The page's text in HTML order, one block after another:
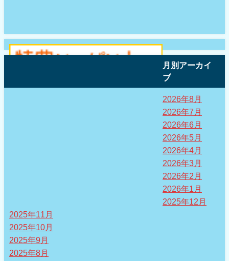
月別アーカイ
ブ
2026年8月
2026年7月
2026年6月
2026年5月
2026年4月
2026年3月
2026年2月
2026年1月
2025年12月
2025年11月
2025年10月
2025年9月
2025年8月